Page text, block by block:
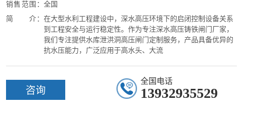
销售范围： 全国
简 介： 在大型水利工程建设中，深水高压环境下的启闭控制设备关系
到工程安全与运行稳定性。作为专注深水高压铸铁闸门厂家，
我们专注提供水库泄洪洞高压闸门定制服务，产品具备优异的
抗水压能力，广泛应用于高水头、大流
咨询
全国电话
13932935529